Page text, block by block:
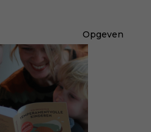
Opgeven